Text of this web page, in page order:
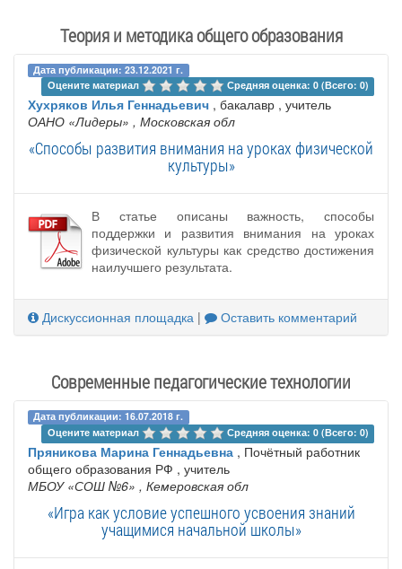
Теория и методика общего образования
Дата публикации: 23.12.2021 г.
Оцените материал
Средняя оценка: 0 (Всего: 0)
Хухряков Илья Геннадьевич , бакалавр , учитель
ОАНО «Лидеры» , Московская обл
«Способы развития внимания на уроках физической
культуры»
В статье описаны важность, способы
поддержки и развития внимания на уроках
физической культуры как средство достижения
наилучшего результата.
Дискуссионная площадка | Оставить комментарий
Современные педагогические технологии
Дата публикации: 16.07.2018 г.
Оцените материал
Средняя оценка: 0 (Всего: 0)
Пряникова Марина Геннадьевна , Почётный работник
общего образования РФ , учитель
МБОУ «СОШ №6» , Кемеровская обл
«Игра как условие успешного усвоения знаний
учащимися начальной школы»